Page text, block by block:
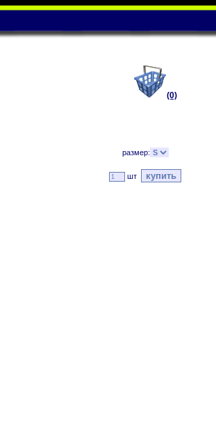
(0)
размер:
шт